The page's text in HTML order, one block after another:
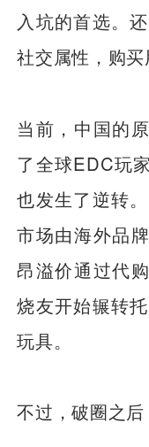
入坑的首选。
社交属性，购买
当前，中国的
了全球EDC玩
也发生了逆转
市场由海外品
昂溢价通过代
烧友开始辗转
玩具。
不过，破圈之后